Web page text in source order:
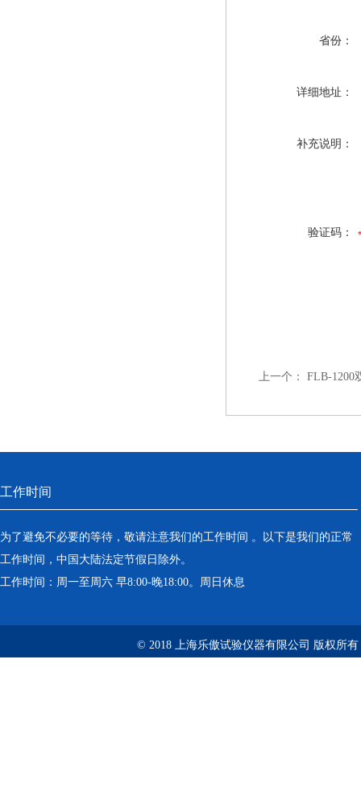
省份：
详细地址：
补充说明：
验证码：
上一个： FLB-1200
工作时间
为了避免不必要的等待，敬请注意我们的工作时间 。以下是我们的正常
工作时间，中国大陆法定节假日除外。
工作时间：周一至周六 早8:00-晚18:00。周日休息
© 2018 上海乐傲试验仪器有限公司 版权所